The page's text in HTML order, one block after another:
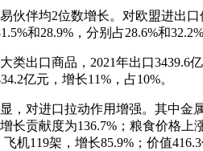
伙伴均2位数增长。对欧盟进出
和28.9%，分别占28.6%和32.2%
类出口商品，2021年出口3439.6
亿元，增长11%，占10%。
，对进口拉动作用增强。其中金
长贡献度为136.7%；粮食价格上
机119架，增长85.9%；价值